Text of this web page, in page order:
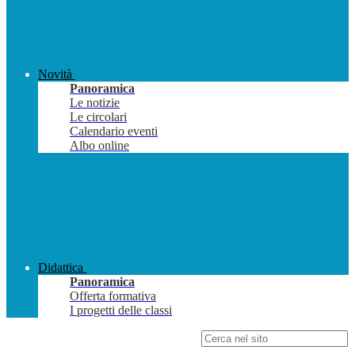
Novità
Panoramica
Le notizie
Le circolari
Calendario eventi
Albo online
Didattica
Panoramica
Offerta formativa
I progetti delle classi